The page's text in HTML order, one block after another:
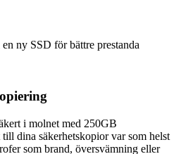
ny SSD för bättre prestanda
i molnet med 250GB
dina säkerhetskopior var som helst
som brand, översvämning eller